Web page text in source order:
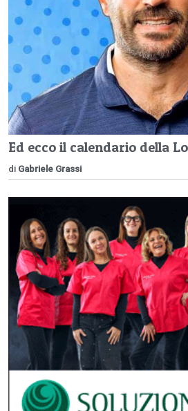
Ed ecco il calendario della
di Gabriele Grassi